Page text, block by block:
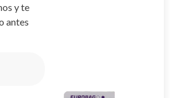
y te
antes